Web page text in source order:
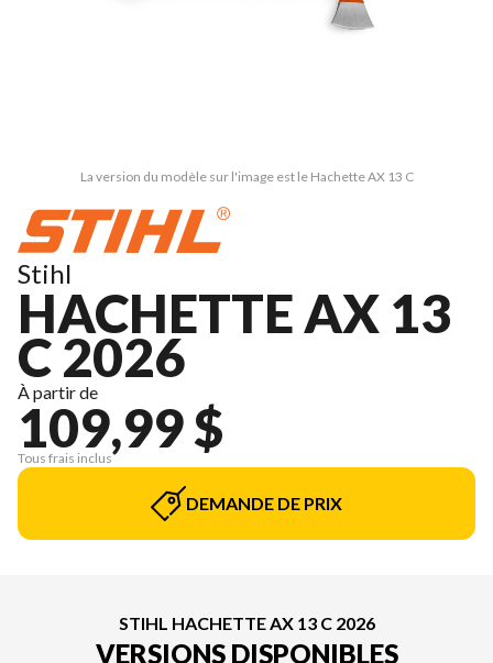
La version du modèle sur l'image est le Hachette AX 13 C
Stihl
HACHETTE AX 13
C 2026
À partir de
109,99 $
Tous frais inclus
DEMANDE DE PRIX
STIHL HACHETTE AX 13 C 2026
VERSIONS DISPONIBLES